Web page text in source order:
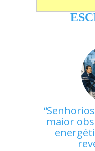
maior